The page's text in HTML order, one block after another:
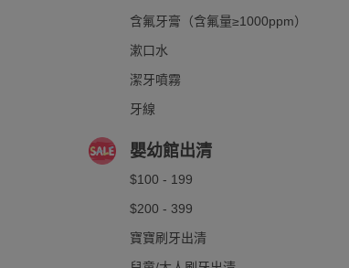
含氟牙膏（含氟量≥1000ppm）
漱口水
潔牙噴霧
牙線
嬰幼館出清
$100 - 199
$200 - 399
寶寶刷牙出清